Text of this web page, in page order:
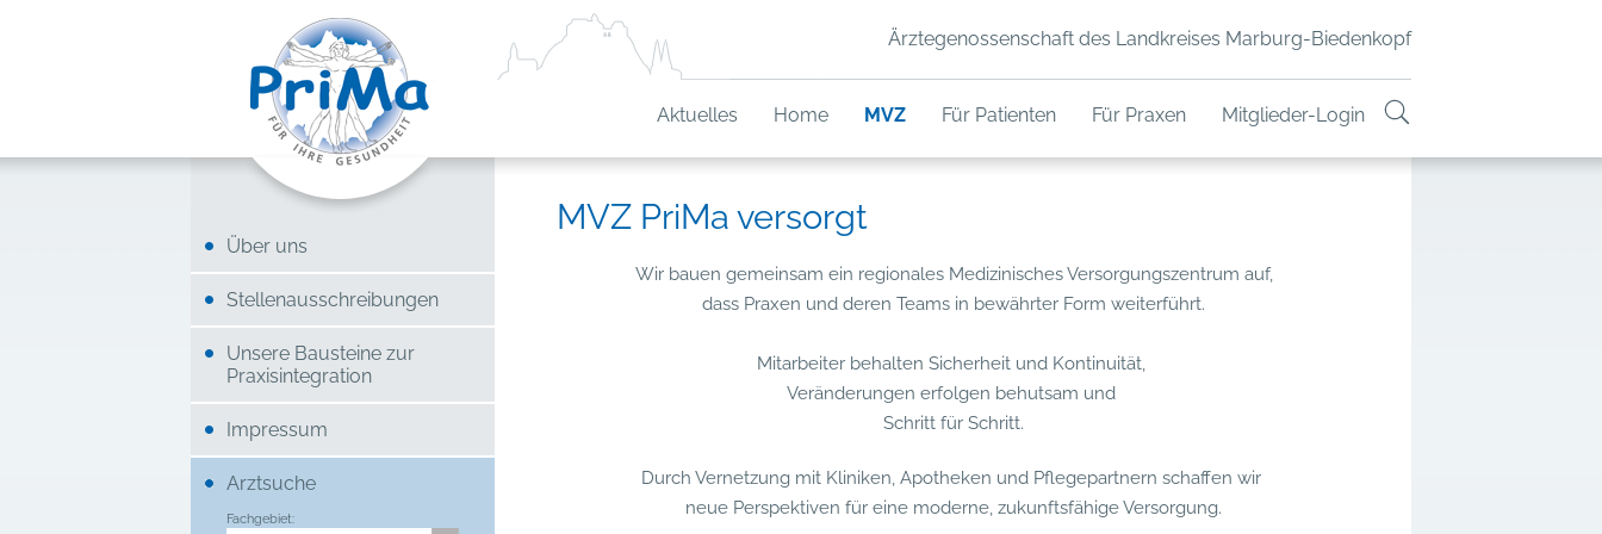
Ärztegenossenschaft des Landkreises Marburg-Biedenkopf
Aktuelles Home MVZ Für Patienten Für Praxen Mitglieder-Login
Über uns
Stellenausschreibungen
Unsere Bausteine zur
Praxisintegration
Impressum
Arztsuche
Fachgebiet:
MVZ PriMa versorgt
Wir bauen gemeinsam ein regionales Medizinisches Versorgungszentrum auf,
dass Praxen und deren Teams in bewährter Form weiterführt.
Mitarbeiter behalten Sicherheit und Kontinuität,
Veränderungen erfolgen behutsam und
Schritt für Schritt.
Durch Vernetzung mit Kliniken, Apotheken und Pflegepartnern schaffen wir
neue Perspektiven für eine moderne, zukunftsfähige Versorgung.